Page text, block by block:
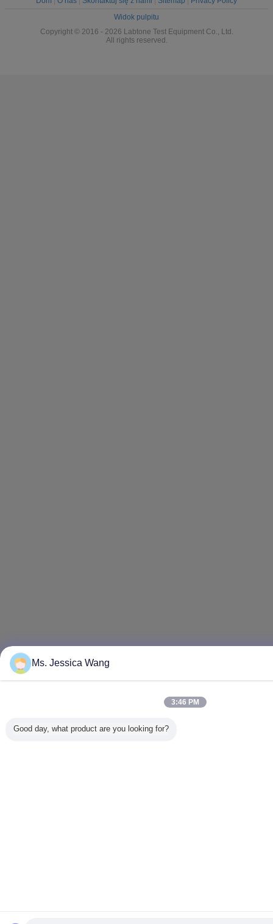
Widok pulpitu
Copyright © 2016 - 2026 Labtone Test Equipment Co., Ltd.
All rights reserved.
Ms. Jessica Wang
3:46 PM
Good day, what product are you looking for?